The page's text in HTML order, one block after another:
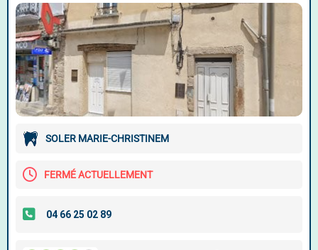
SOLER MARIE-CHRISTINEM
FERMÉ ACTUELLEMENT